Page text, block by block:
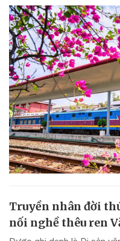
Truyền nhân đời
nối nghề thêu ren